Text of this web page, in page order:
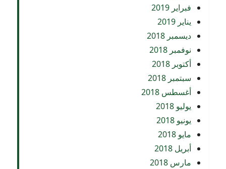
فبراير 2019
يناير 2019
ديسمبر 2018
نوفمبر 2018
أكتوبر 2018
سبتمبر 2018
أغسطس 2018
يوليو 2018
يونيو 2018
مايو 2018
أبريل 2018
مارس 2018